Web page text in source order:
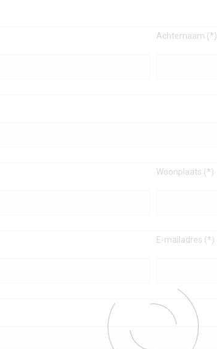
Achternaam (*)
Woonplaats (*)
E-mailadres (*)